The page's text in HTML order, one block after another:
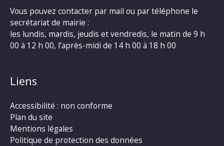
Vous pouvez contacter par mail ou par téléphone le
secrétariat de mairie :
les lundis, mardis, jeudis et vendredis, le matin de 9 h
00 à 12 h 00, l’après-midi de 14 h 00 à 18 h 00
Liens
Accessibilité : non conforme
Plan du site
Mentions légales
Politique de protection des données